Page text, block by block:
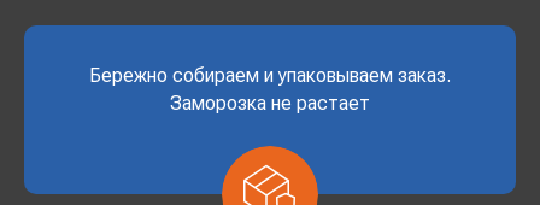
Бережно собираем и упаковываем заказ.
Заморозка не растает